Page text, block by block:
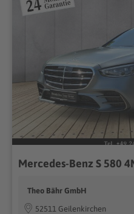
Theo Bähr GmbH
52511 Geilenkirchen